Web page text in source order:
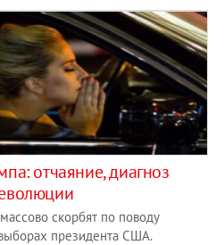
отчаяние, диагноз
скорбят по поводу
президента США.